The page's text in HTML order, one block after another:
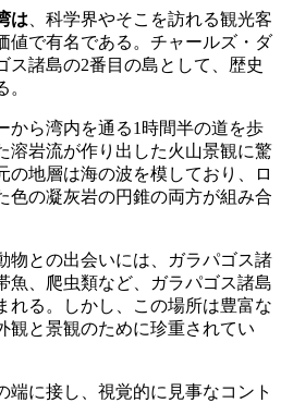
は 、科学界やそこを訪れる観光客
値で有名である。チャールズ・ダ
ス諸島の2番目の島として、歴史
。
から湾内を通る1時間半の道を歩
溶岩流が作り出した火山景観に驚
の地層は海の波を模しており、ロ
色の凝灰岩の円錐の両方が組み合
物との出会いには、ガラパゴス諸
魚、爬虫類など、ガラパゴス諸島
れる。しかし、この場所は豊富な
観と景観のために珍重されてい
端に接し、視覚的に見事なコント